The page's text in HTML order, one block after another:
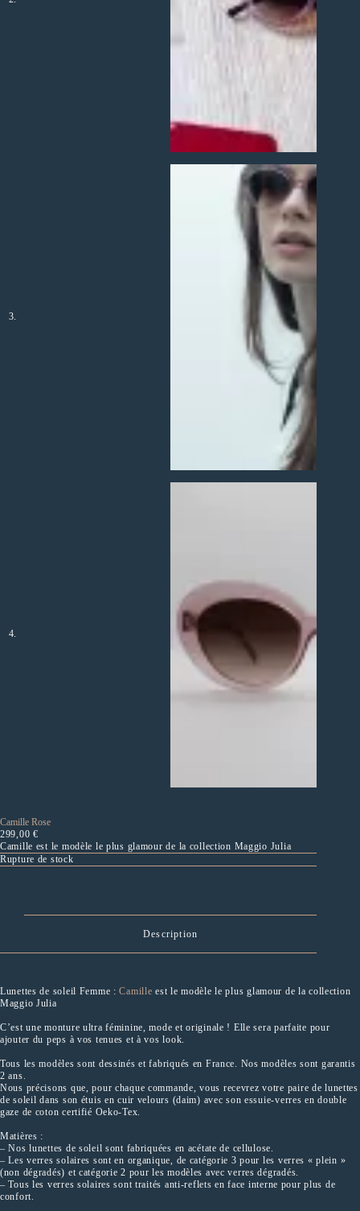
Camille Rose
299,00€
Camille est le modèle le plus glamour de la collection Maggio Julia
Rupture de stock
Description
Lunettes de soleil Femme :Camille est le modèle le plus glamour de la collection
Maggio Julia
C’est une monture ultra féminine, mode et originale ! Elle sera parfaite pour
ajouter du peps à vos tenues et à vos look.
Tous les modèles sont dessinés et fabriqués en France. Nos modèles sont garantis
2 ans.
Nous précisons que, pour chaque commande, vous recevrez votre paire de lunettes
de soleil dans son étuis en cuir velours (daim) avec son essuie-verres en double
gaze de coton certifié Oeko-Tex.
Matières :
– Nos lunettes de soleil sont fabriquées en acétate de cellulose.
– Les verres solaires sont en organique, de catégorie 3 pour les verres « plein »
(non dégradés) et catégorie 2 pour les modèles avec verres dégradés.
– Tous les verres solaires sont traités anti-reflets en face interne pour plus de
confort.